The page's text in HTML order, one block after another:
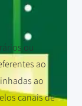
ou
ao
ao
canais de